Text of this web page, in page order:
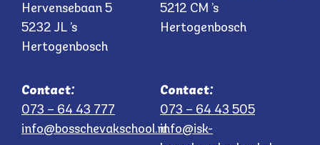
Hervensebaan 5
5232 JL ’s
Hertogenbosch
5212 CM ’s
Hertogenbosch
Contact:
073 – 64 43 777
info@bosschevakschool.nl
Contact:
073 – 64 43 505
info@isk-